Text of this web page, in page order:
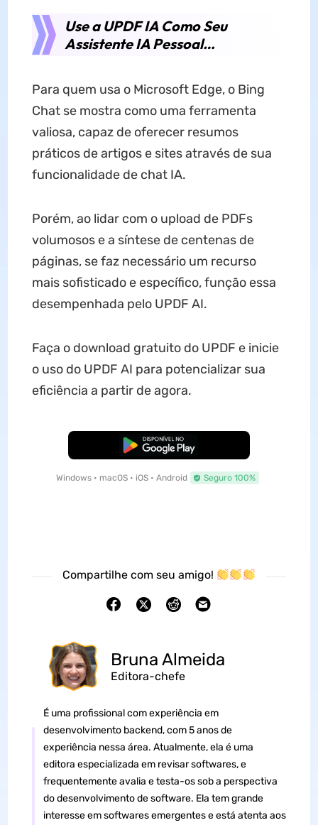
Use a UPDF IA Como Seu
Assistente IA Pessoal…
Para quem usa o Microsoft Edge, o Bing
Chat se mostra como uma ferramenta
valiosa, capaz de oferecer resumos
práticos de artigos e sites através de sua
funcionalidade de chat IA.
Porém, ao lidar com o upload de PDFs
volumosos e a síntese de centenas de
páginas, se faz necessário um recurso
mais sofisticado e específico, função essa
desempenhada pelo UPDF AI.
Faça o download gratuito do UPDF e inicie
o uso do UPDF AI para potencializar sua
eficiência a partir de agora.
Baixar Grátis
Windows • macOS • iOS • Android Seguro 100%
Compartilhe com seu amigo!
Bruna Almeida
Editora-chefe
É uma profissional com experiência em
desenvolvimento backend, com 5 anos de
experiência nessa área. Atualmente, ela é uma
editora especializada em revisar softwares, e
frequentemente avalia e testa-os sob a perspectiva
do desenvolvimento de software. Ela tem grande
interesse em softwares emergentes e está atenta aos